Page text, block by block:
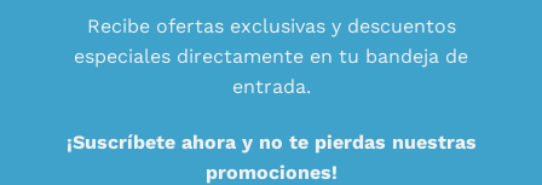
Recibe ofertas exclusivas y descuentos
especiales directamente en tu bandeja de
entrada.
¡Suscríbete ahora y no te pierdas nuestras
promociones!